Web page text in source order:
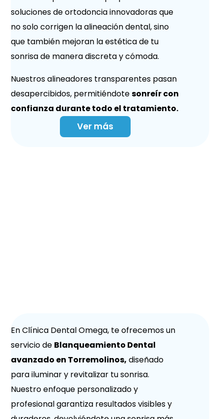
soluciones de ortodoncia innovadoras que
no solo corrigen la alineación dental, sino
que también mejoran la estética de tu
sonrisa de manera discreta y cómoda.
Nuestros alineadores transparentes pasan
desapercibidos, permitiéndotesonreír con
confianza durante todo el tratamiento.
Ver más
En Clínica Dental Omega, te ofrecemos un
servicio de Blanqueamiento Dental
avanzado en Torremolinos, diseñado
para iluminar y revitalizar tu sonrisa.
Nuestro enfoque personalizado y
profesional garantiza resultados visibles y